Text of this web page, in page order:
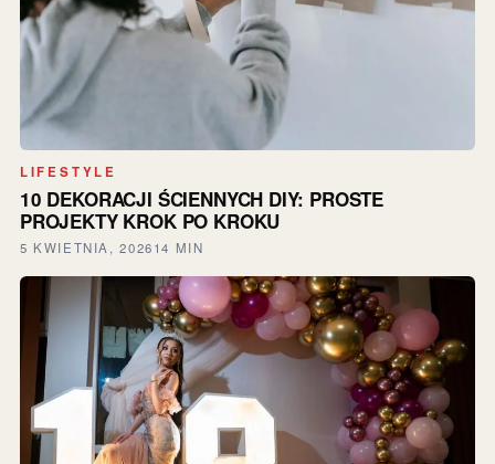
LIFESTYLE
10 DEKORACJI ŚCIENNYCH DIY: PROSTE
PROJEKTY KROK PO KROKU
5 KWIETNIA, 202614 MIN